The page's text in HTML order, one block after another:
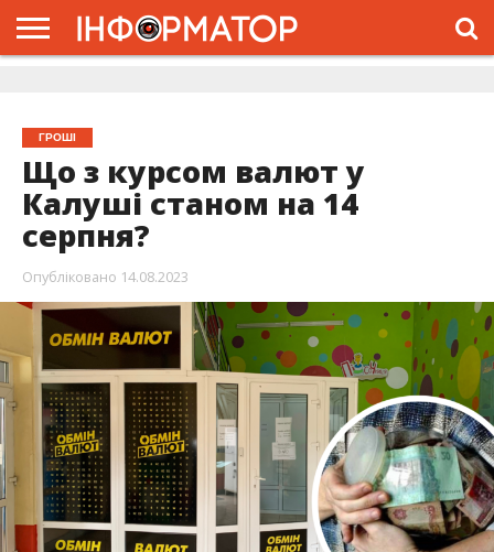
ГРОШІ
Що з курсом валют у
Калуші станом на 14
серпня?
Опубліковано 14.08.2023